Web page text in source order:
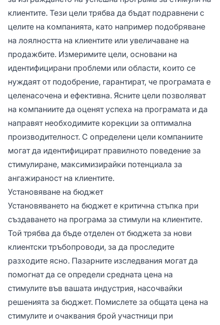
клиентите. Тези цели трябва да бъдат подравнени с
целите на компанията, като например подобряване
на лоялността на клиентите или увеличаване на
продажбите. Измеримите цели, основани на
идентифицирани проблеми или области, които се
нуждаят от подобрение, гарантират, че програмата е
целенасочена и ефективна. Ясните цели позволяват
на компаниите да оценят успеха на програмата и да
направят необходимите корекции за оптимална
производителност. С определени цели компаниите
могат да идентифицират правилното поведение за
стимулиране, максимизирайки потенциала за
ангажираност на клиентите.
Установяване на бюджет
Установяването на бюджет е критична стъпка при
създаването на програма за стимули на клиентите.
Той трябва да бъде отделен от бюджета за нови
клиентски тръбопроводи, за да проследите
разходите ясно. Пазарните изследвания могат да
помогнат да се определи средната цена на
стимулите във вашата индустрия, насочвайки
решенията за бюджет. Помислете за общата цена на
стимулите и очаквания брой участници при